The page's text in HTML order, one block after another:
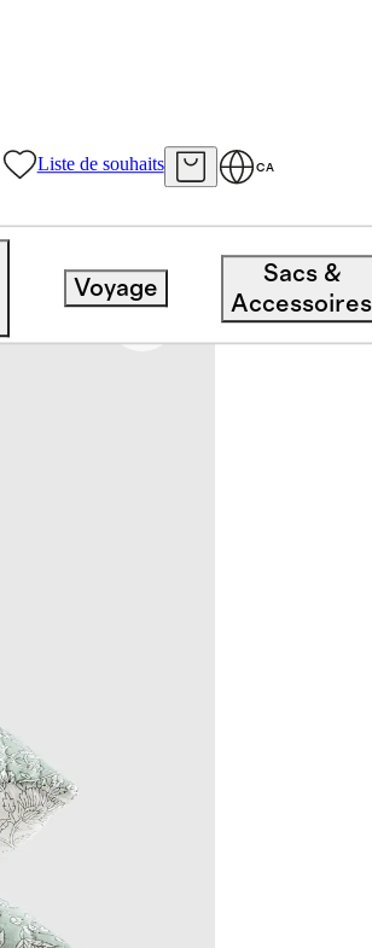
Liste de souhaits CA
Voyage
Sacs &
Accessoires